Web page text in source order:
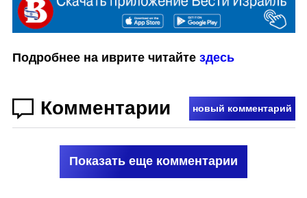
Подробнее на иврите читайте здесь
Комментарии новый комментарий
Показать еще комментарии